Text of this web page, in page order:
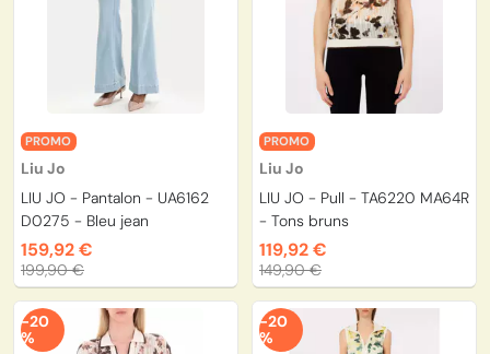
PROMO
Liu Jo
LIU JO - Pantalon - UA6162
D0275 - Bleu jean
159,92 €
199,90 €
PROMO
Liu Jo
LIU JO - Pull - TA6220 MA64R
- Tons bruns
119,92 €
149,90 €
-20
%
-20
%